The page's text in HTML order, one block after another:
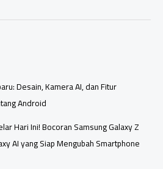
Desain, Kamera AI, dan Fitur
Android
Hari Ini! Bocoran Samsung Galaxy Z
AI yang Siap Mengubah Smartphone